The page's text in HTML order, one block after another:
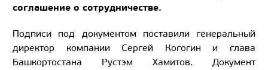
соглашение о сотрудничестве.
Подписи под документом поставили генеральный
директор компании Сергей Когогин и глава
Башкортостана Рустэм Хамитов. Документ